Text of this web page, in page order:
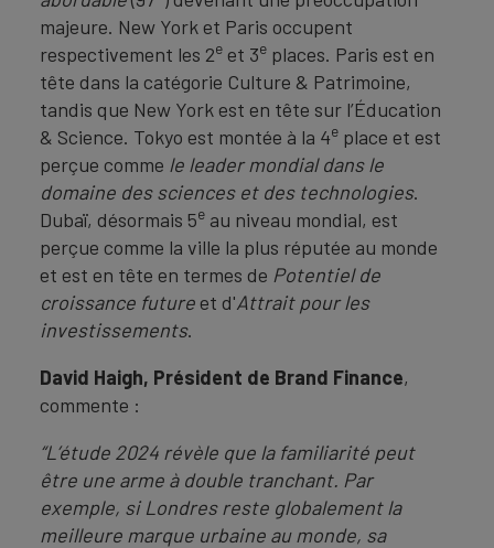
majeure. New York et Paris occupent
respectivement les 2e et 3e places. Paris est en
tête dans la catégorie Culture & Patrimoine,
tandis que New York est en tête sur l’Éducation
& Science. Tokyo est montée à la 4e place et est
perçue comme le leader mondial dans le
domaine des sciences et des technologies.
Dubaï, désormais 5e au niveau mondial, est
perçue comme la ville la plus réputée au monde
et est en tête en termes de Potentiel de
croissance future et d'Attrait pour les
investissements.
David Haigh, Président de Brand Finance,
commente :
“L’étude 2024 révèle que la familiarité peut
être une arme à double tranchant. Par
exemple, si Londres reste globalement la
meilleure marque urbaine au monde, sa